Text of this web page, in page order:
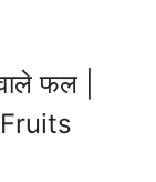
फल |